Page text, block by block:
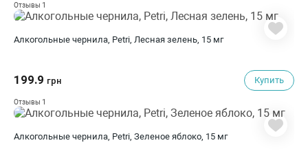
Отзывы 1
Алкогольные чернила, Petri, Лесная зелень, 15 мг
199.9 грн Купить
Отзывы 1
Алкогольные чернила, Petri, Зеленое яблоко, 15 мг